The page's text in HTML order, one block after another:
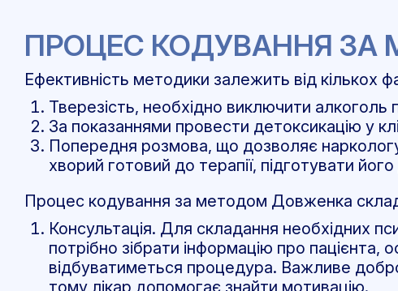
ПРОЦЕС КОДУВАННЯ
Ефективність методики залежить від кількох
Тверезість, необхідно виключити
За показаннями провести детоксикацію у
Попередня розмова, що дозволяє
хворий готовий до терапії, підготувати
Процес кодування за методом Довженка
Консультація. Для складання необхідних
потрібно зібрати інформацію про пацієнта,
відбуватиметься процедура. Важливе
тому лікар допомогає знайти мотивацію.